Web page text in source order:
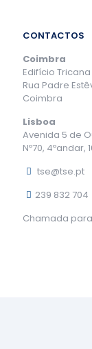
CONTACTOS
Coimbra
Edifício Tricana
Rua Padre
Coimbra
Lisboa
Avenida 5 de
Nº70, 4ºandar,
tse@tse.pt
239 832 704
Chamada